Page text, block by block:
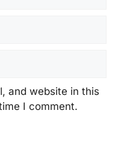
and website in this
I comment.